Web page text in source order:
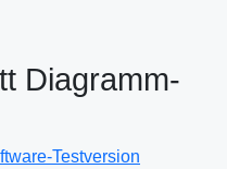
Diagramm-
Testversion